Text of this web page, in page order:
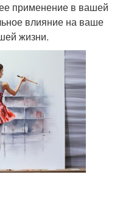
применение в вашей
влияние на ваше
жизни.